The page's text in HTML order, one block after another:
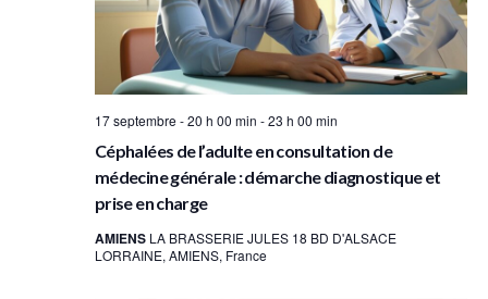
Céphalées de l’adulte en consultation de
médecine générale : démarche diagnostique et
prise en charge
17 septembre - 20 h 00 min -23 h 00 min
AMIENS LA BRASSERIE JULES 18 BD D'ALSACE
LORRAINE, AMIENS, France